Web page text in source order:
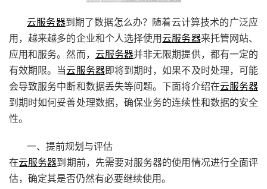
云服务器到期了数据怎么办？随着云计算技术的广泛应
用，越来越多的企业和个人选择使用云服务器来托管网站、
应用和服务。然而， 云服务器并非无限期提供，都有一定的
有效期限。当云服务器即将到期时，如果不及时处理，可能
会导致服务中断和数据丢失等问题。下面将介绍在云服务器
到期时如何妥善处理数据，确保业务的连续性和数据的安全
性。
一、提前规划与评估
在云服务器到期前，先需要对服务器的使用情况进行全面评
估，确定其是否仍然有必要继续使用。